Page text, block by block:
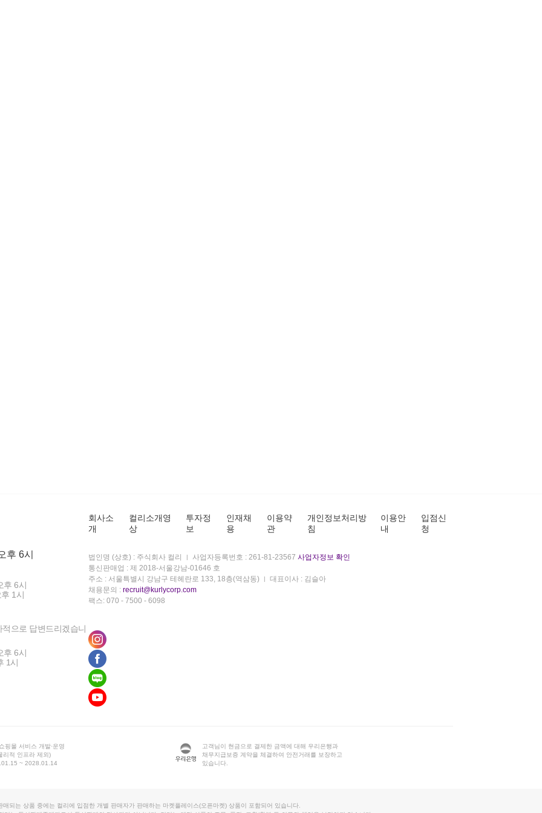
후 6시
후 6시
1시
으로 답변드리겠습니
후 6시
1시
회사소
개
컬리소개영
상
투자정
보
인재채
용
이용약
관
개인정보처리방
침
이용안
내
입점신
청
법인명 (상호) : 주식회사 컬리 사업자등록번호 : 261-81-23567 사업자정보 확인
통신판매업 : 제 2018-서울강남-01646 호
주소 : 서울특별시 강남구 테헤란로 133, 18층(역삼동)
대표이사 : 김슬아
채용문의 : recruit@kurlycorp.com
팩스: 070 - 7500 - 6098
핑몰 서비스 개발·운영
리적 인프라 제외)
~ 2028.01.14
고객님이 현금으로 결제한 금액에 대해 우리은행과
채무지급보증 계약을 체결하여 안전거래를 보장하고
있습니다.
매되는 상품 중에는 컬리에 입점한 개별 판매자가 판매하는 마켓플레이스(오픈마켓) 상품이 포함되어 있습니다.